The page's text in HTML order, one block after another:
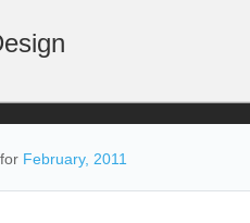
February, 2011